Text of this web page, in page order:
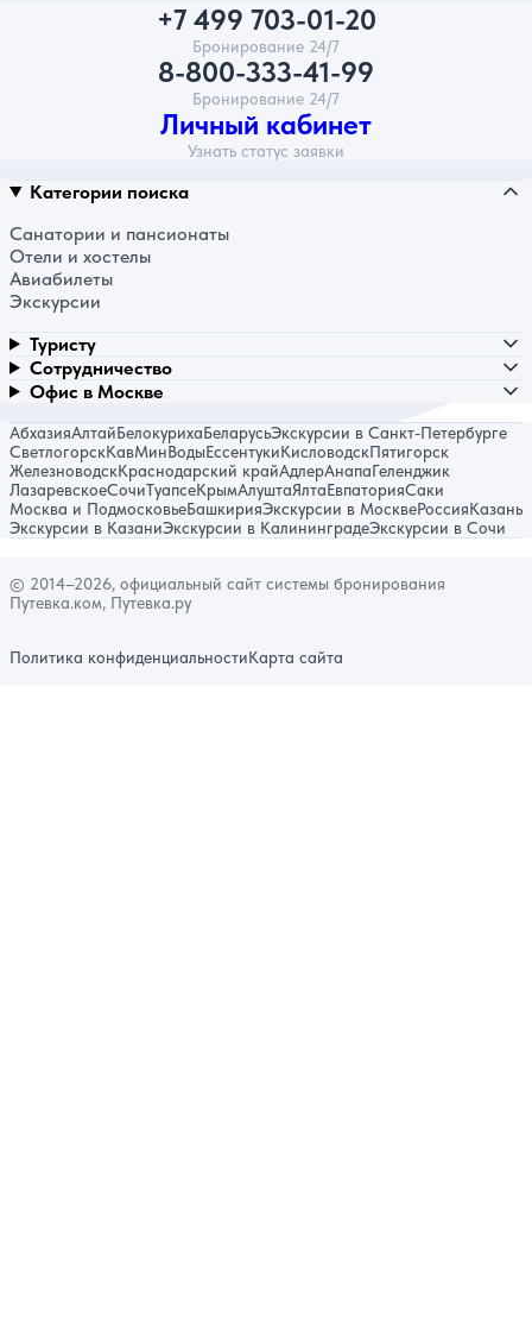
+7 499 703-01-20
Бронирование 24/7
8-800-333-41-99
Бронирование 24/7
Личный кабинет
Узнать статус заявки
Категории поиска
Санатории и пансионаты
Отели и хостелы
Авиабилеты
Экскурсии
Туристу
Сотрудничество
Офис в Москве
АбхазияАлтайБелокурихаБеларусьЭкскурсии в Санкт-Петербурге
СветлогорскКавМинВодыЕссентукиКисловодскПятигорск
ЖелезноводскКраснодарский крайАдлерАнапаГеленджик
ЛазаревскоеСочиТуапсеКрымАлуштаЯлтаЕвпаторияСаки
Москва и ПодмосковьеБашкирияЭкскурсии в МосквеРоссияКазань
Экскурсии в КазаниЭкскурсии в КалининградеЭкскурсии в Сочи
© 2014–2026, официальный сайт системы бронирования
Путевка.ком, Путевка.ру
Политика конфиденциальностиКарта сайта